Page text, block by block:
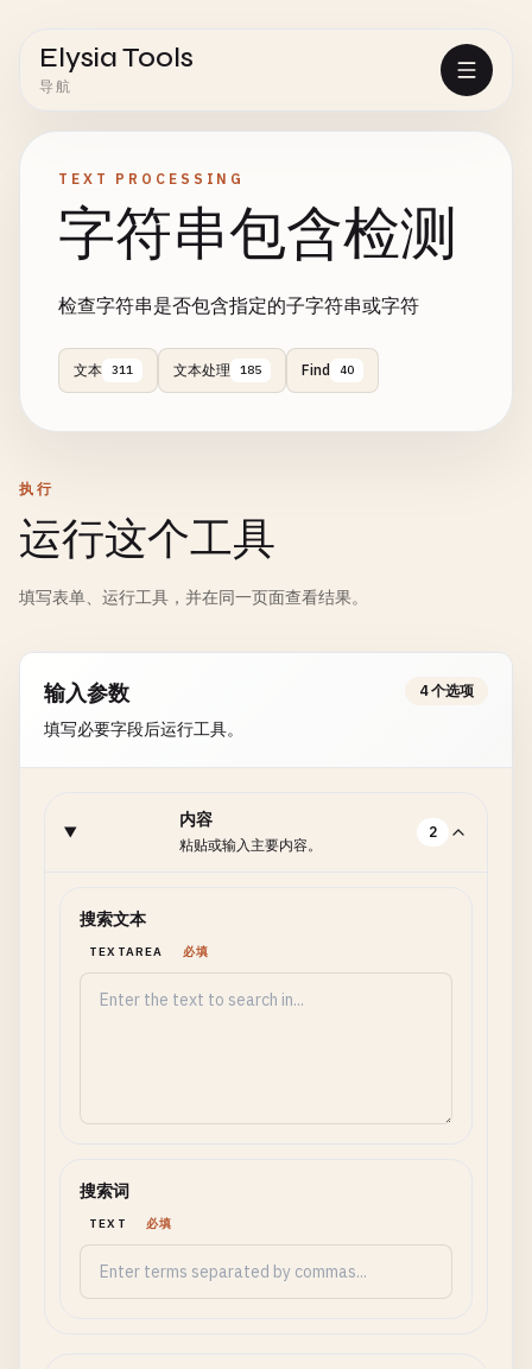
Elysia Tools
导航
TEXT PROCESSING
字符串包含检测
检查字符串是否包含指定的子字符串或字符
文本 311 文本处理 185 Find 40
执行
运行这个工具
填写表单、运行工具，并在同一页面查看结果。
输入参数
填写必要字段后运行工具。
4 个选项
内容
粘贴或输入主要内容。
2
搜索文本
TEXTAREA 必填
搜索词
TEXT 必填